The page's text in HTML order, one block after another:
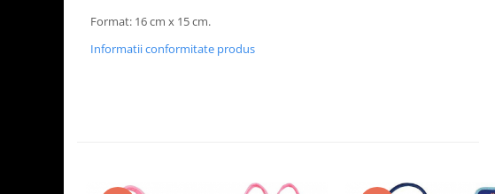
Format: 16 cm x 15 cm.
Informatii conformitate produs